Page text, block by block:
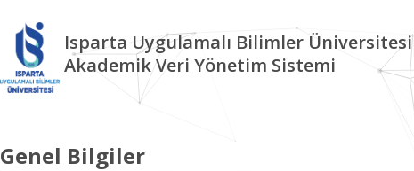
Isparta Uygulamalı Bilimler Üniversitesi
Akademik Veri Yönetim Sistemi
Genel Bilgiler